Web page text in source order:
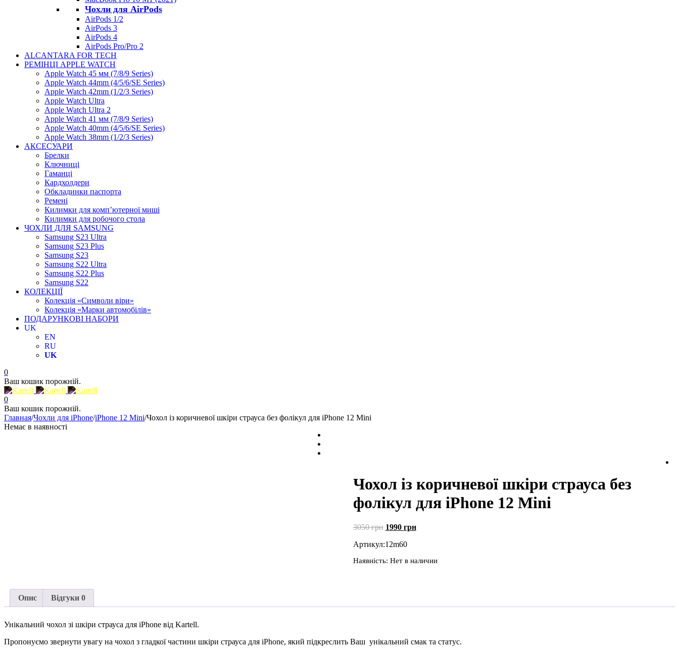
Чохли для AirPods
AirPods 1/2
AirPods 3
AirPods 4
AirPods Pro/Pro 2
ALCANTARA FOR TECH
РЕМІНЦІ APPLE WATCH
Apple Watch 45 мм (7/8/9 Series)
Apple Watch 44mm (4/5/6/SE Series)
Apple Watch 42mm (1/2/3 Series)
Apple Watch Ultra
Apple Watch Ultra 2
Apple Watch 41 мм (7/8/9 Series)
Apple Watch 40mm (4/5/6/SE Series)
Apple Watch 38mm (1/2/3 Series)
АКСЕСУАРИ
Брелки
Ключниці
Гаманці
Кардхолдери
Обкладинки паспорта
Ремені
Килимки для комп’ютерної миші
Килимки для робочого стола
ЧОХЛИ ДЛЯ SAMSUNG
Samsung S23 Ultra
Samsung S23 Plus
Samsung S23
Samsung S22 Ultra
Samsung S22 Plus
Samsung S22
КОЛЕКЦІЇ
Колекція «Символи віри»
Колекція «Марки автомобілів»
ПОДАРУНКОВІ НАБОРИ
UK
EN
RU
UK
0
Ваш кошик порожній.
0
Ваш кошик порожній.
Главная/Чохли для iPhone/iPhone 12 Mini/Чохол із коричневої шкіри страуса без фолікул для iPhone 12 Mini
Немає в наявності
Чохол із коричневої шкіри страуса без
фолікул для iPhone 12 Mini
3050грн Первоначальная
составляла
1990 грнТекущая
Артикул:12m60
Наявність: Нет в наличии
Опис Відгуки 0
Унікальний чохол зі шкіри страуса для iPhone від Kartell.
Пропонуємо звернути увагу на чохол з гладкої частини шкіри страуса для iPhone, який підкреслить Ваш унікальний смак та статус.